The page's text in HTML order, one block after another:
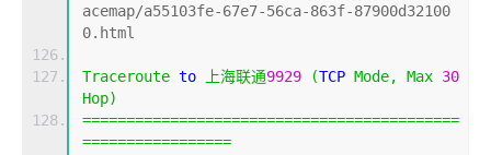
acemap/a55103fe-67e7-56ca-863f-87900d32100
0.html
Traceroute to 上海联通9929 (TCP Mode, Max 30
Hop)
===========================================
=================